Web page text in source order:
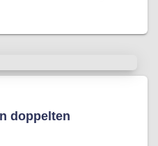
doppelten